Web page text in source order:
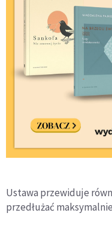
Ustawa przewiduje
przedłużać